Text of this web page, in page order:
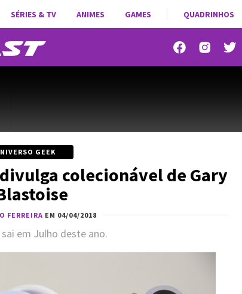
SÉRIES & TV ANIMES GAMES QUADRINHOS
GEEK
colecionável de Gary
FERREIRA EM 04/04/2018
em Julho deste ano.